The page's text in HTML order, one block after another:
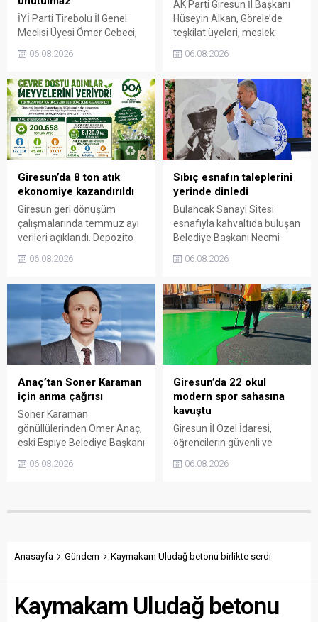
İYİ Parti Tirebolu İl Genel
Meclisi Üyesi Ömer Cebeci,
Giresun Müdafaa-i Hukuk
Cemiyeti’nin Milli Mücadele
çekti. Cebeci, Giresun’un
bağımsızlık mücadelesinde
üstlendiği tarihi
sorumluluğun gelecek
nesillere doğru anlatılması
gerektiğini söyledi.
06.08.2026
AK Parti Giresun İl Başkanı
Hüseyin Alkan, Görele’de
teşkilat üyeleri, meslek
odaları ve esnafla bir araya
gelerek talep ve beklentileri
06.08.2026
Giresun’da 8 ton atık
ekonomiye kazandırıldı
Giresun geri dönüşüm
çalışmalarında temmuz ayı
verileri açıklandı. Depozito
Olan Ambalajlar
uygulamasına destek veren
ambalajın çöpe gitmesini
06.08.2026
Sıbıç esnafın taleplerini
yerinde dinledi
Bulancak Sanayi Sitesi
esnafıyla kahvaltıda buluşan
Belediye Başkanı Necmi
Sıbıç, bölgede yapılması
planlanan çalışmaları
da yaşadığı sorunları ve
beklentilerini doğrudan
Başkan Sıbıç’a aktardı.
06.08.2026
Anaç’tan Soner Karaman
için anma çağrısı
Soner Karaman
gönüllülerinden Ömer Anaç,
eski Espiye Belediye Başkanı
Soner Karaman’ın vefatının
34’üncü yılı dolayısıyla
kaybetmiş tüm belediye
06.08.2026
Giresun’da 22 okul
modern spor sahasına
kavuştu
Giresun İl Özel İdaresi,
öğrencilerin güvenli ve
modern alanlarda spor
yapabilmesi amacıyla 22
dönüştürdü. Tamamlanan
yatırımlar arasında yerini
06.08.2026
Anasayfa Gündem Kaymakam Uludağ betonu birlikte serdi
Kaymakam Uludağ betonu